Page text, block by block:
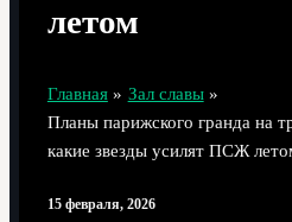
летом
Главная
Зал славы
Планы парижского гранда на
какие звезды усилят ПСЖ
15 февраля, 2026